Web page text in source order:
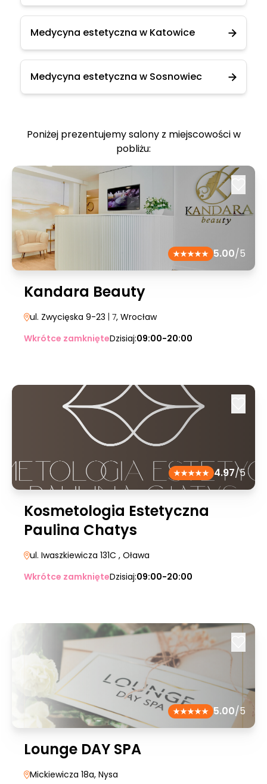
Medycyna estetyczna w Katowice
Medycyna estetyczna w Sosnowiec
Poniżej prezentujemy salony z miejscowości w
pobliżu:
5.00/5
Kandara Beauty
ul. Zwycięska 9-23 | 7, Wrocław
Wkrótce zamknięteDzisiaj:09:00-20:00
4.97/5
Kosmetologia Estetyczna
Paulina Chatys
ul. Iwaszkiewicza 131C , Oława
Wkrótce zamknięteDzisiaj:09:00-20:00
5.00/5
Lounge DAY SPA
Mickiewicza 18a, Nysa